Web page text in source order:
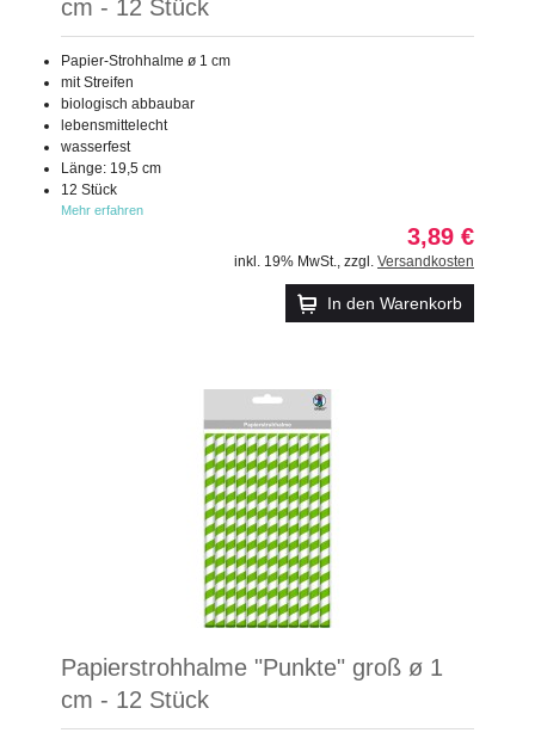
cm - 12 Stück
Papier-Strohhalme ø 1 cm
mit Streifen
biologisch abbaubar
lebensmittelecht
wasserfest
Länge: 19,5 cm
12 Stück
Mehr erfahren
3,89 €
inkl. 19% MwSt., zzgl. Versandkosten
In den Warenkorb
Papierstrohhalme "Punkte" groß ø 1
cm - 12 Stück